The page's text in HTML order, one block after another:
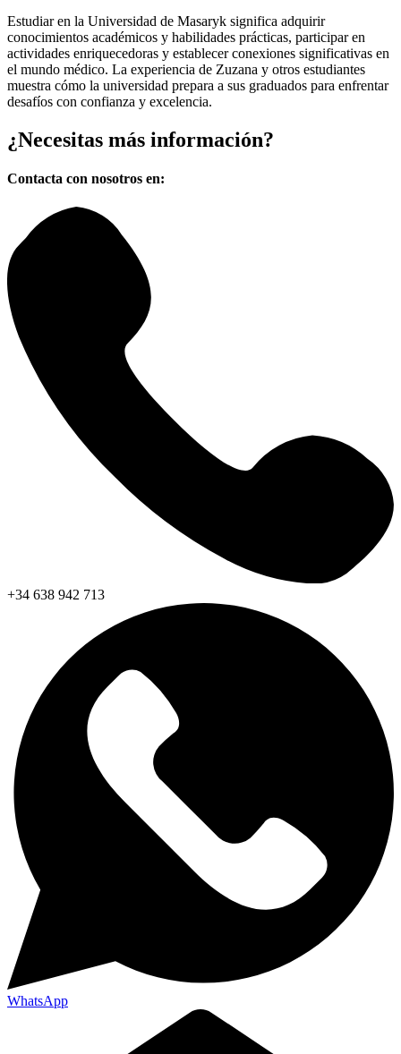
Estudiar en la Universidad de Masaryk significa adquirir
conocimientos académicos y habilidades prácticas, participar en
actividades enriquecedoras y establecer conexiones significativas en
el mundo médico. La experiencia de Zuzana y otros estudiantes
muestra cómo la universidad prepara a sus graduados para enfrentar
desafíos con confianza y excelencia.
¿Necesitas más información?
Contacta con nosotros en:
+34 638 942 713
WhatsApp